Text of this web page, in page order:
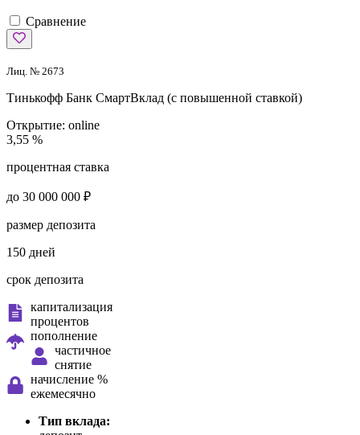
Сравнение
Лиц. № 2673
Тинькофф Банк СмартВклад (с повышенной ставкой)
Открытие: online
3,55 %
процентная ставка
до 30 000 000 ₽
размер депозита
150 дней
срок депозита
капитализация
процентов
пополнение
частичное
снятие
начисление %
ежемесячно
Тип вклада: